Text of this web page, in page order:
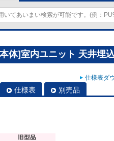
体]室内ユニット 天井埋
仕様表ダ
仕様表 別売品